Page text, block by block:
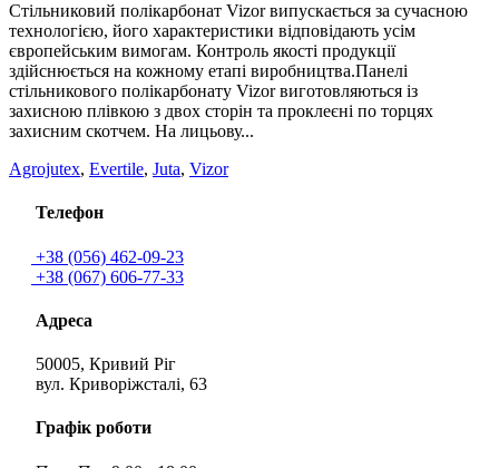
Стільниковий полікарбонат Vizor випускається за сучасною
технологією, його характеристики відповідають усім
європейським вимогам. Контроль якості продукції
здійснюється на кожному етапі виробництва.Панелі
стільникового полікарбонату Vizor виготовляються із
захисною плівкою з двох сторін та проклеєні по торцях
захисним скотчем. На лицьову...
Agrojutex, Evertile, Juta, Vizor
Телефон
+38 (056) 462-09-23
+38 (067) 606-77-33
Адреса
50005, Кривий Ріг
вул. Криворіжсталі, 63
Графік роботи